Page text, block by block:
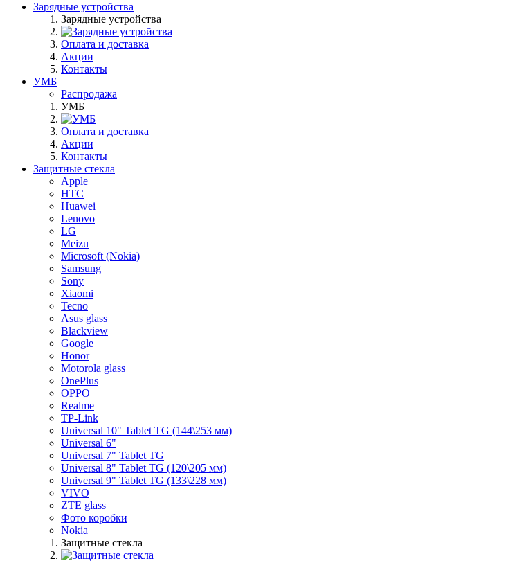
Зарядные устройства
Зарядные устройства
Оплата и доставка
Акции
Контакты
УМБ
Распродажа
УМБ
Оплата и доставка
Акции
Контакты
Защитные стекла
Apple
HTC
Huawei
Lenovo
LG
Meizu
Microsoft (Nokia)
Samsung
Sony
Xiaomi
Tecno
Asus glass
Blackview
Google
Honor
Motorola glass
OnePlus
OPPO
Realme
TP-Link
Universal 10" Tablet TG (144\253 мм)
Universal 6"
Universal 7" Tablet TG
Universal 8" Tablet TG (120\205 мм)
Universal 9" Tablet TG (133\228 мм)
VIVO
ZTE glass
Фото коробки
Nokia
Защитные стекла